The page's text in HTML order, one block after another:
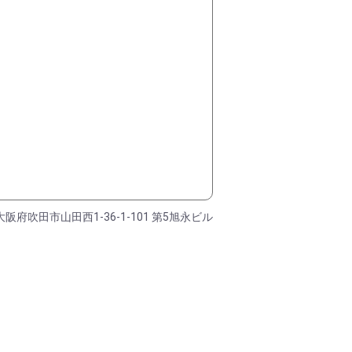
阪府吹田市山田西1-36-1-101 第5旭永ビル